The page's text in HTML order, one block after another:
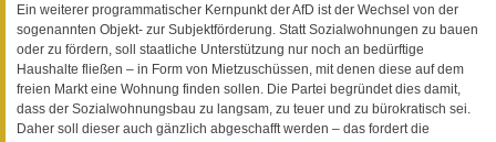
Ein weiterer programmatischer Kernpunkt der AfD ist der Wechsel von der
sogenannten Objekt- zur Subjektförderung. Statt Sozialwohnungen zu bauen
oder zu fördern, soll staatliche Unterstützung nur noch an bedürftige
Haushalte fließen – in Form von Mietzuschüssen, mit denen diese auf dem
freien Markt eine Wohnung finden sollen. Die Partei begründet dies damit,
dass der Sozialwohnungsbau zu langsam, zu teuer und zu bürokratisch sei.
Daher soll dieser auch gänzlich abgeschafft werden – das fordert die